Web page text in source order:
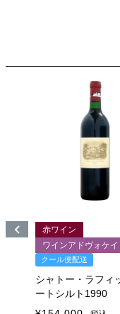
赤ワイン
ワインアドヴォケイト96
クール便配送
ャトー・ラフィット・ロ
トシルト1990